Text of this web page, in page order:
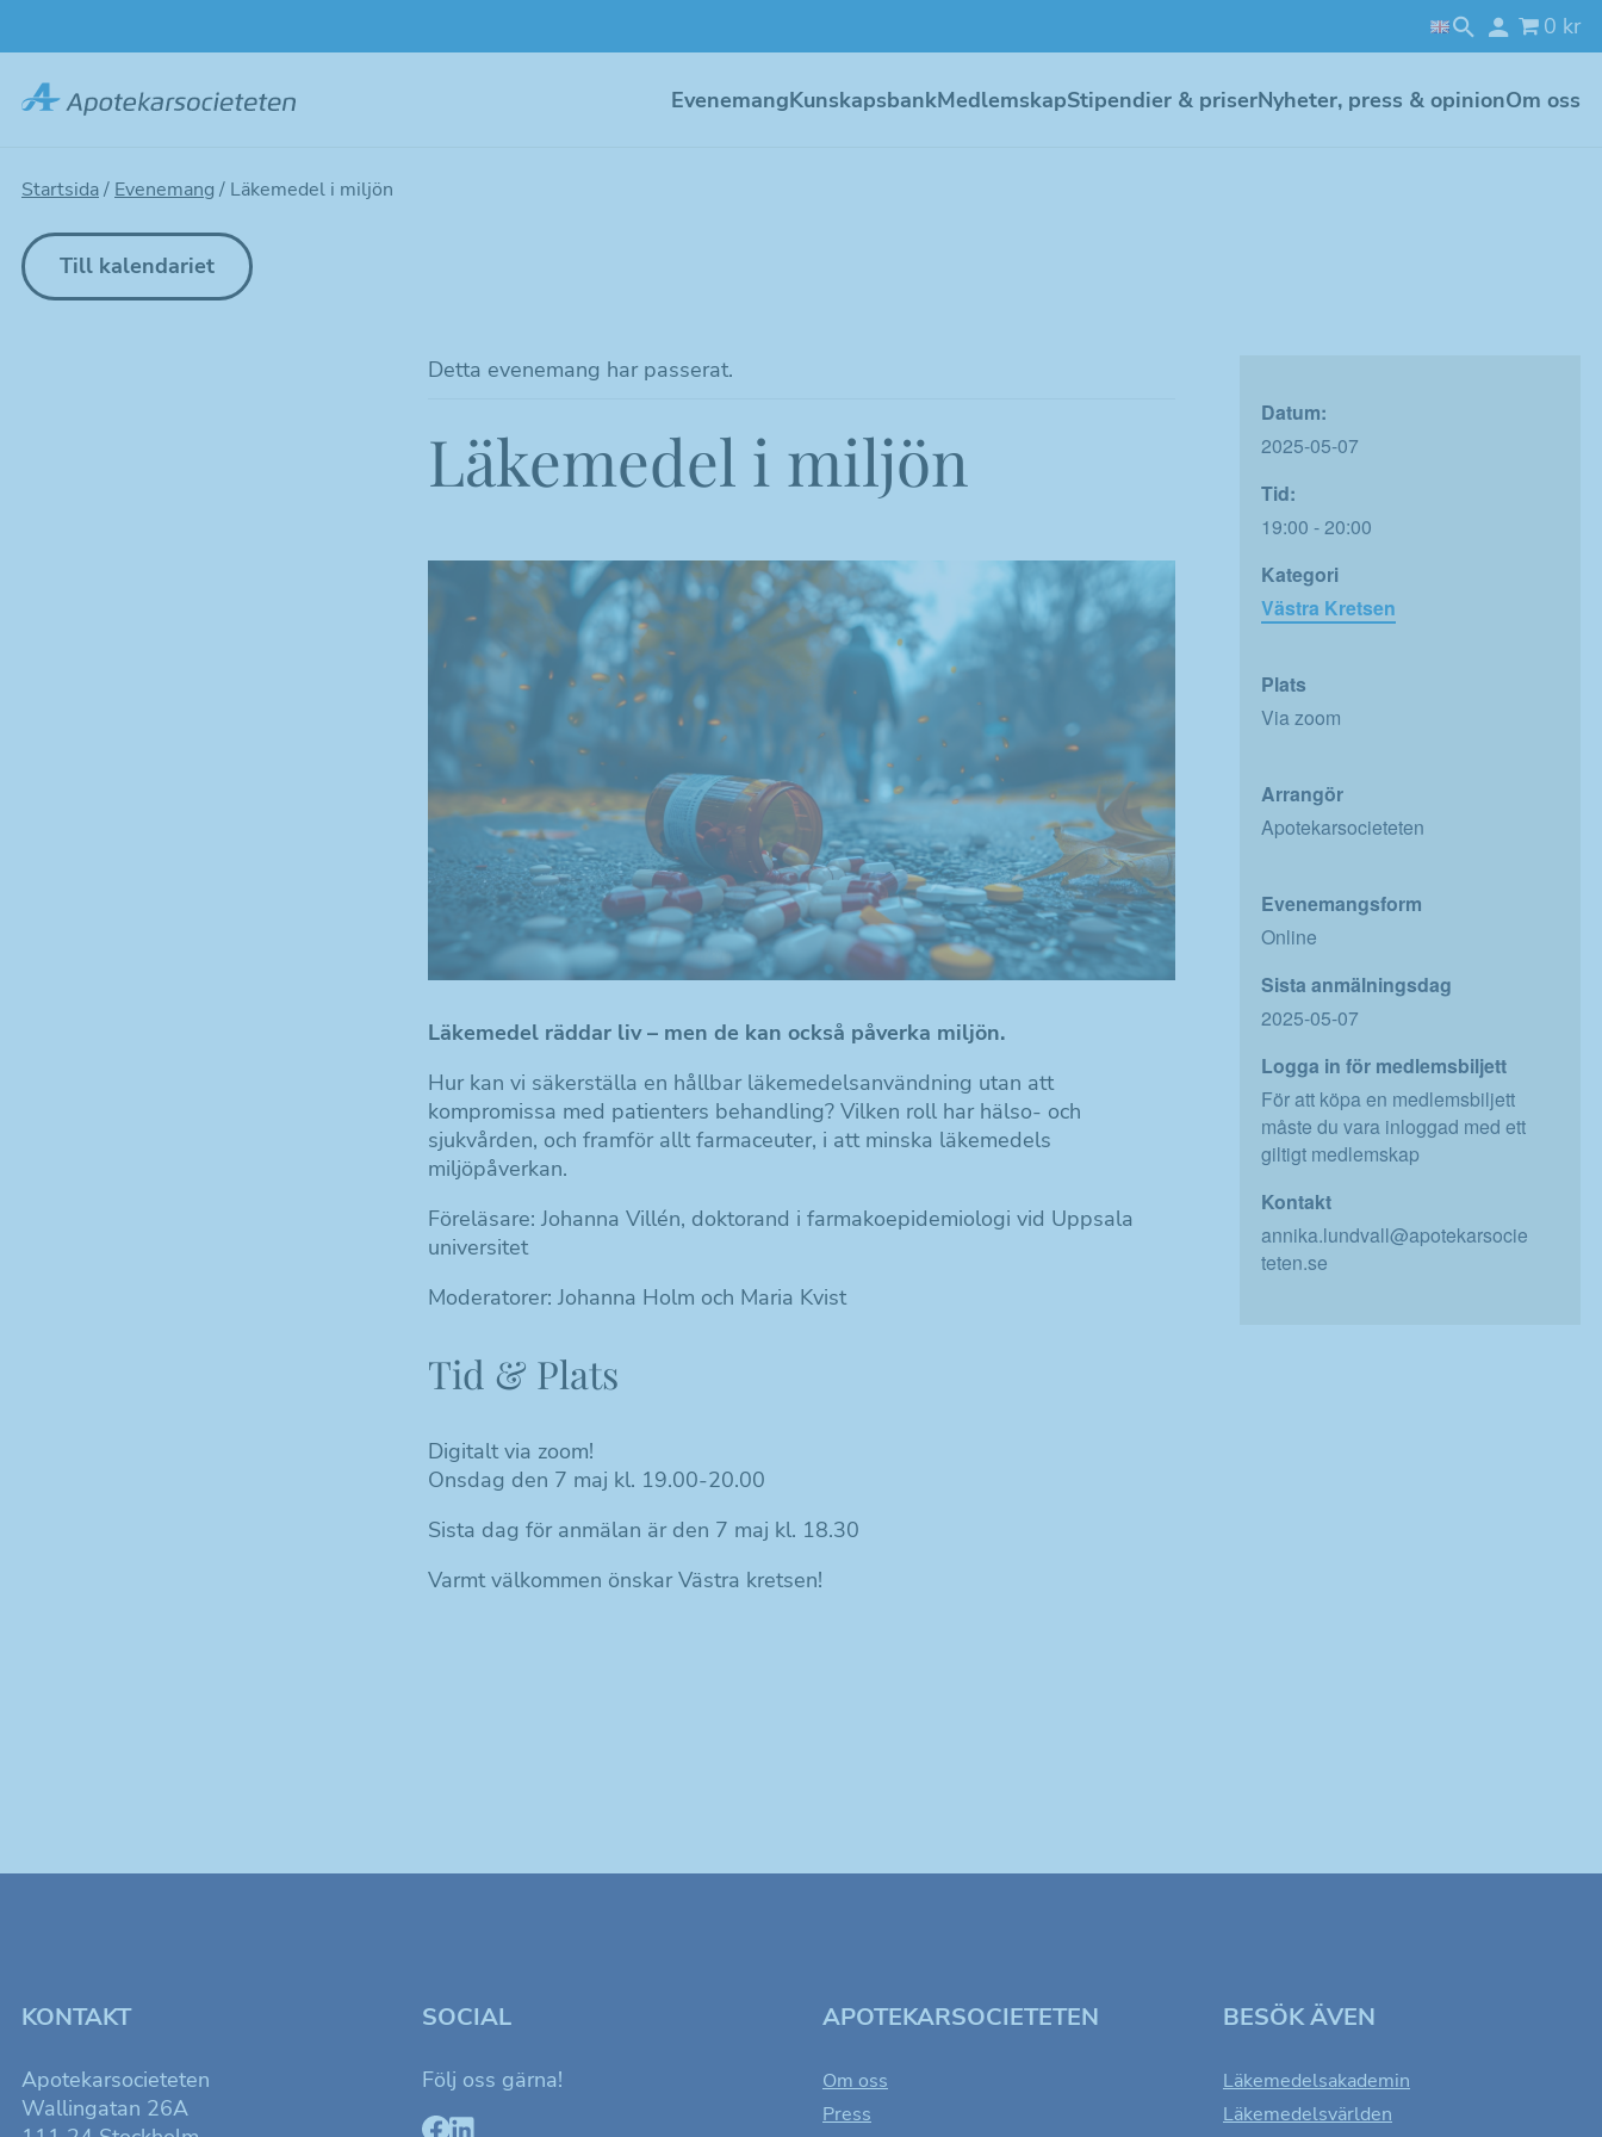
0 kr
EvenemangKunskapsbankMedlemskapStipendier & priserNyheter, press & opinionOm oss
Startsida/ Evenemang / Läkemedel i miljön
Till kalendariet
Detta evenemang har passerat.
Läkemedel i miljön
Läkemedel räddar liv – men de kan också påverka miljön.
Hur kan vi säkerställa en hållbar läkemedelsanvändning utan att
kompromissa med patienters behandling? Vilken roll har hälso- och
sjukvården, och framför allt farmaceuter, i att minska läkemedels
miljöpåverkan.
Föreläsare: Johanna Villén, doktorand i farmakoepidemiologi vid Uppsala
universitet
Moderatorer: Johanna Holm och Maria Kvist
Tid & Plats
Digitalt via zoom!
Onsdag den 7 maj kl. 19.00-20.00
Sista dag för anmälan är den 7 maj kl. 18.30
Varmt välkommen önskar Västra kretsen!
Datum:
2025-05-07
Tid:
19:00 - 20:00
Kategori
Västra Kretsen
Plats
Via zoom
Arrangör
Apotekarsocieteten
Evenemangsform
Online
Sista anmälningsdag
2025-05-07
Logga in för medlemsbiljett
För att köpa en medlemsbiljett
måste du vara inloggad med ett
giltigt medlemskap
Kontakt
annika.lundvall@apotekarsocie
teten.se
KONTAKT
Apotekarsocieteten
Wallingatan 26A
SOCIAL
Följ oss gärna!
APOTEKARSOCIETETEN
Om oss
Press
BESÖK ÄVEN
Läkemedelsakademin
Läkemedelsvärlden